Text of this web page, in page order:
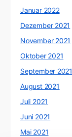
Januar 2022
Dezember 2021
November 2021
Oktober 2021
September 2021
August 2021
Juli 2021
Juni 2021
Mai 2021